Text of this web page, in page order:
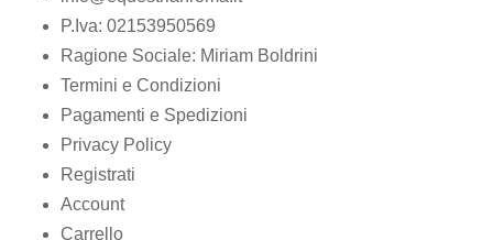
P.Iva: 02153950569
Ragione Sociale: Miriam Boldrini
Termini e Condizioni
Pagamenti e Spedizioni
Privacy Policy
Registrati
Account
Carrello